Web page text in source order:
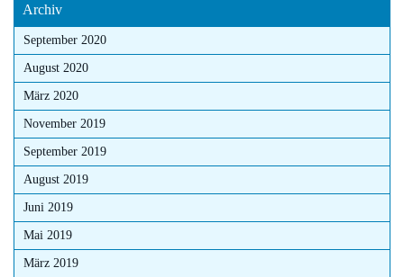
Archiv
September 2020
August 2020
März 2020
November 2019
September 2019
August 2019
Juni 2019
Mai 2019
März 2019